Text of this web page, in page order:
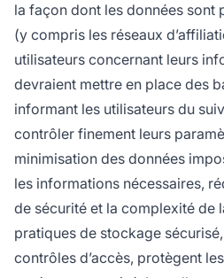
la façon dont les données sont
(y compris les réseaux
utilisateurs concernant leurs
devraient mettre en place des
informant les utilisateurs du
contrôler finement leurs
minimisation des données
les informations nécessaires,
de sécurité et la complexité de
pratiques de stockage
contrôles d’accès, protègent